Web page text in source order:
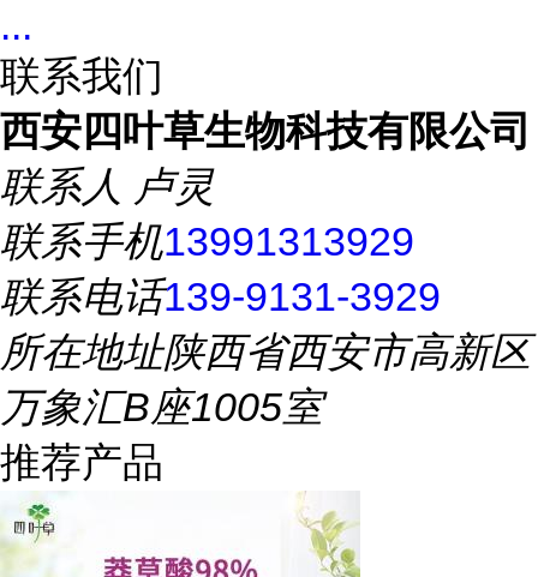
...
联系我们
西安四叶草生物科技有限公司
联系人 卢灵
联系手机13991313929
联系电话139-9131-3929
所在地址陕西省西安市高新区
万象汇B座1005室
推荐产品